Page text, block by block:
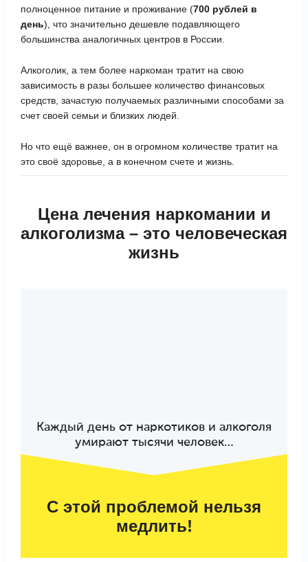
полноценное питание и проживание (700 рублей в
день), что значительно дешевле подавляющего
большинства аналогичных центров в России.
Алкоголик, а тем более наркоман тратит на свою
зависимость в разы большее количество финансовых
средств, зачастую получаемых различными способами за
счет своей семьи и близких людей.
Но что ещё важнее, он в огромном количестве тратит на
это своё здоровье, а в конечном счете и жизнь.
Цена лечения наркомании и
алкоголизма – это человеческая
жизнь
Каждый день от наркотиков и алкоголя
умирают тысячи человек…
С этой проблемой нельзя
медлить!